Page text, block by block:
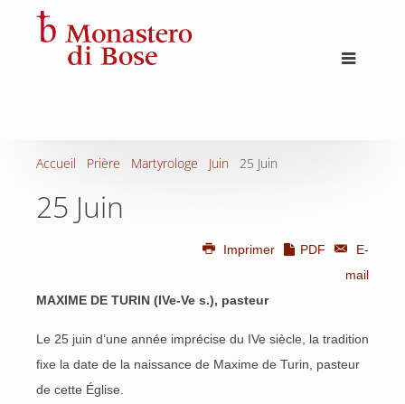
Accueil Prière Martyrologe Juin 25 Juin
25 Juin
Imprimer PDF
E-
mail
MAXIME DE TURIN (IVe-Ve s.), pasteur
Le 25 juin d’une année imprécise du IVe siècle, la tradition
fixe la date de la naissance de Maxime de Turin, pasteur
de cette Église.